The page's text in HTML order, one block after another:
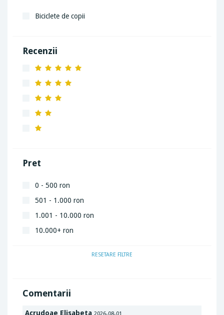
Biciclete de copii
Recenzii
Pret
0 - 500 ron
501 - 1.000 ron
1.001 - 10.000 ron
10.000+ ron
RESETARE FILTRE
Comentarii
Acrudoae Elisabeta